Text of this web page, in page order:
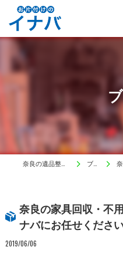
奈良の遺品整理はイナバ ブログ 奈
奈良の家具回収・不
ナバにお任せください
2019/06/06